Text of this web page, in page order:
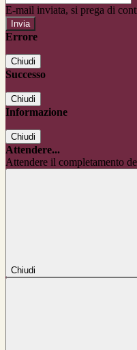
E-mail inviata, si prega di
Errore
Chiudi
Successo
Chiudi
Informazione
Chiudi
Attendere...
Attendere il completamento
Chiudi